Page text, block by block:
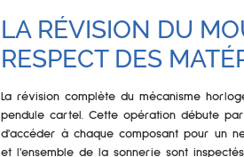
LA RÉVISION DU
RESPECT DES
La révision complète du mécanisme
pendule cartel. Cette opération débute
d'accéder à chaque composant pour un
et l'ensemble de la sonnerie sont